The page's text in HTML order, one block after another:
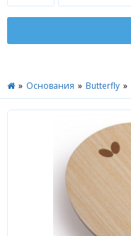
Оплата
доставка
Москва
» Основания » Butterfly »